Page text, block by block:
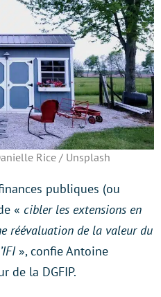
Rice / Unsplash
publiques (ou
« cibler les extensions en
réévaluation de la valeur du
», confie Antoine
de la DGFIP.